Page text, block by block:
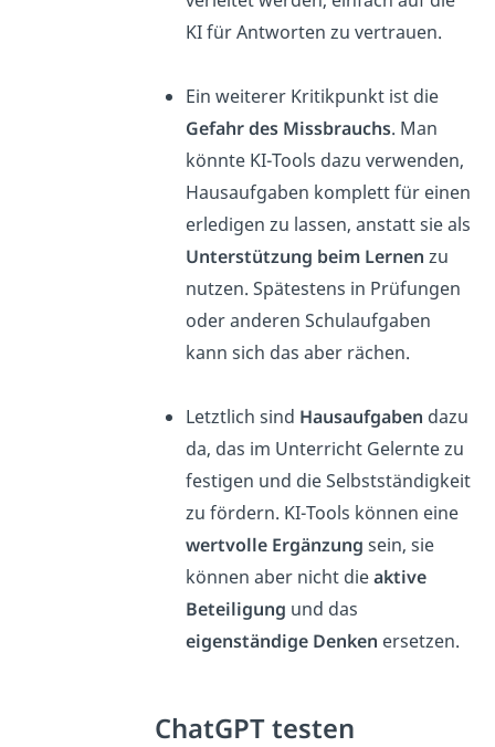
KI für Antworten zu vertrauen.
Ein weiterer Kritikpunkt ist die
Gefahr des Missbrauchs. Man
könnte KI-Tools dazu verwenden,
Hausaufgaben komplett für einen
erledigen zu lassen, anstatt sie als
Unterstützung beim Lernen zu
nutzen. Spätestens in Prüfungen
oder anderen Schulaufgaben
kann sich das aber rächen.
Letztlich sind Hausaufgaben dazu
da, das im Unterricht Gelernte zu
festigen und die Selbstständigkeit
zu fördern. KI-Tools können eine
wertvolle Ergänzung sein, sie
können aber nicht dieaktive
Beteiligung und das
eigenständige Denken ersetzen.
ChatGPT testen